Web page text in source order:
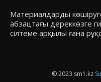
Материалдарды
абзацтағы дереккөзге
сілтеме арқылы ғана
© 2023 sm1.kz